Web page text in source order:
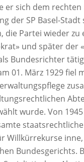
er sich dem
der SP Basel-
die Partei wieder
und später der
Bundesrichter
01. März 1929 fiel
wurde. Von
Willkürrekurse
Bundesgerichts.